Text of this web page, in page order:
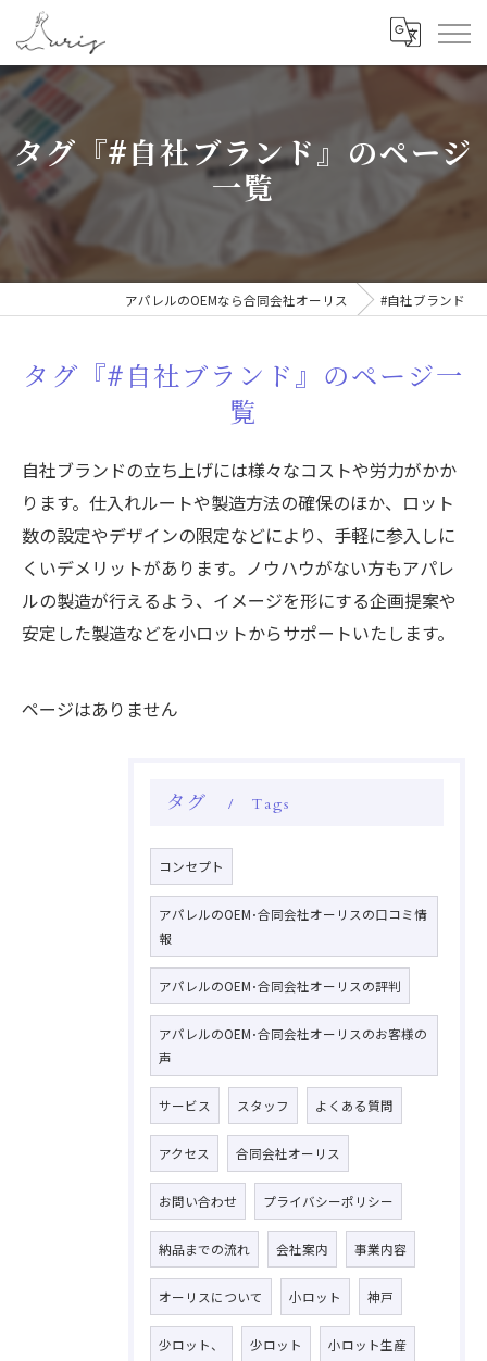
タグ『#自社ブランド』のページ
一覧
アパレルのOEMなら合同会社オーリス #自社ブランド
タグ『#自社ブランド』のページ一
覧
自社ブランドの立ち上げには様々なコストや労力がかか
ります。仕入れルートや製造方法の確保のほか、ロット
数の設定やデザインの限定などにより、手軽に参入しに
くいデメリットがあります。ノウハウがない方もアパレ
ルの製造が行えるよう、イメージを形にする企画提案や
安定した製造などを小ロットからサポートいたします。
ページはありません
タグ Tags
コンセプト
アパレルのOEM･合同会社オーリスの口コミ情
報
アパレルのOEM･合同会社オーリスの評判
アパレルのOEM･合同会社オーリスのお客様の
声
サービス スタッフ よくある質問
アクセス 合同会社オーリス
お問い合わせ プライバシーポリシー
納品までの流れ 会社案内 事業内容
オーリスについて 小ロット 神戸
少ロット、 少ロット 小ロット生産